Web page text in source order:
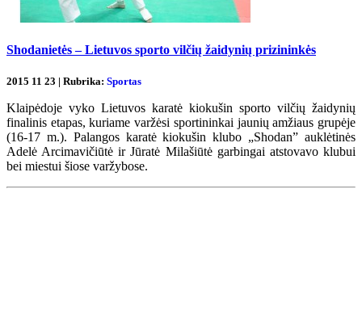
Shodanietės – Lietuvos sporto vilčių žaidynių prizininkės
2015 11 23 | Rubrika: Sportas
Klaipėdoje vyko Lietuvos karatė kiokušin sporto vilčių žaidynių
finalinis etapas, kuriame varžėsi sportininkai jaunių amžiaus grupėje
(16-17 m.). Palangos karatė kiokušin klubo „Shodan” auklėtinės
Adelė Arcimavičiūtė ir Jūratė Milašiūtė garbingai atstovavo klubui
bei miestui šiose varžybose.